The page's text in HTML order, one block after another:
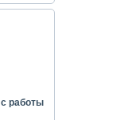
работы